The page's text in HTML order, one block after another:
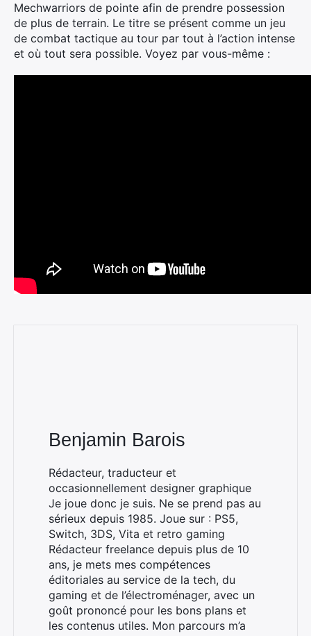
Mechwarriors de pointe afin de prendre possession
de plus de terrain. Le titre se présent comme un jeu
de combat tactique au tour par tout à l’action intense
et où tout sera possible. Voyez par vous-même :
Benjamin Barois
Rédacteur, traducteur et
occasionnellement designer graphique
Je joue donc je suis. Ne se prend pas au
sérieux depuis 1985. Joue sur : PS5,
Switch, 3DS, Vita et retro gaming
Rédacteur freelance depuis plus de 10
ans, je mets mes compétences
éditoriales au service de la tech, du
gaming et de l’électroménager, avec un
goût prononcé pour les bons plans et
les contenus utiles. Mon parcours m’a